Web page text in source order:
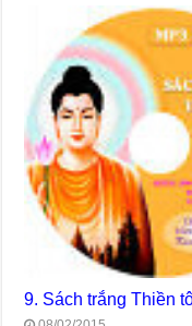
9. Sách trắng Thiền